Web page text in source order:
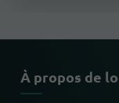
À propos de